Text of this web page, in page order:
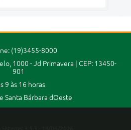
(19)3455-8000
1000 - Jd Primavera | CEP: 13450-
901
9 às 16 horas
Santa Bárbara dOeste